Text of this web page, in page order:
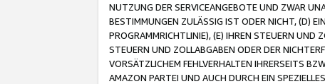
NUTZUNG DER SERVICEANGEBOTE UND ZWAR
BESTIMMUNGEN ZULÄSSIG IST ODER NICHT, (D)
PROGRAMMRICHTLINIE), (E) IHREN STEUERN UND
STEUERN UND ZOLLABGABEN ODER DER
VORSÄTZLICHEM FEHLVERHALTEN IHRERSEITS
AMAZON PARTEI UND AUCH DURCH EIN